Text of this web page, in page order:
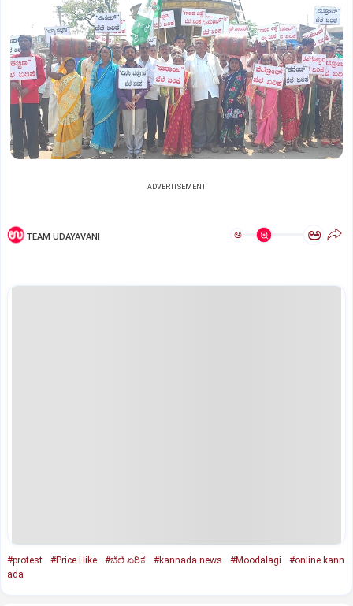
ADVERTISEMENT
TEAM UDAYAVANI ಅ ಅ
#protest #Price Hike #ಬೆಲೆ ಏರಿಕೆ #kannada news #Moodalagi
#online kann
ada